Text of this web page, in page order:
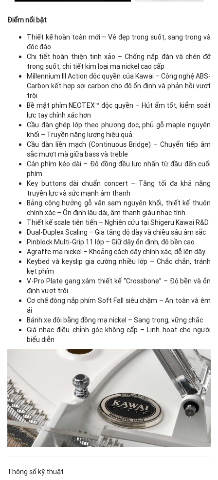
Điểm nổi bật
Thiết kế hoàn toàn mới – Vẻ đẹp trong suốt, sang trọng và
độc đáo
Chi tiết hoàn thiện tinh xảo – Chống nắp đàn và chén đỡ
trong suốt, chi tiết kim loại mạ nickel cao cấp
Millennium III Action độc quyền của Kawai – Công nghệ ABS-
Carbon kết hợp sợi carbon cho độ ổn định và phản hồi vượt
trội
Bề mặt phím NEOTEX™ độc quyền – Hút ẩm tốt, kiểm soát
lực tay chính xác hơn
Cầu đàn ghép lớp theo phương dọc, phủ gỗ maple nguyên
khối – Truyền năng lượng hiệu quả
Cầu đàn liền mạch (Continuous Bridge) – Chuyển tiếp âm
sắc mượt mà giữa bass và treble
Cán phím kéo dài – Độ đồng đều lực nhấn từ đầu đến cuối
phím
Key buttons dài chuẩn concert – Tăng tối đa khả năng
truyền lực và sức mạnh âm thanh
Bảng cộng hưởng gỗ vân sam nguyên khối, thiết kế thuôn
chính xác – Ổn định lâu dài, âm thanh giàu nhạc tính
Thiết kế scale tiên tiến – Nghiên cứu tại Shigeru Kawai R&D
Dual-Duplex Scaling – Gia tăng độ dày và chiều sâu âm sắc
Pinblock Multi-Grip 11 lớp – Giữ dây ổn định, độ bền cao
Agraffe mạ nickel – Khoảng cách dây chính xác, dễ lên dây
Keybed và keyslip gia cường nhiều lớp – Chắc chắn, tránh
kẹt phím
V-Pro Plate gang xám thiết kế “Crossbone” – Độ bền và ổn
định vượt trội
Cơ chế đóng nắp phím Soft Fall siêu chậm – An toàn và êm
ái
Bánh xe đôi bằng đồng mạ nickel – Sang trọng, vững chắc
Giá nhạc điều chỉnh góc không cấp – Linh hoạt cho người
biểu diễn
Thông số kỹ thuật